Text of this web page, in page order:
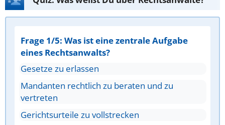
Frage 1/5: Was ist eine zentrale Aufgabe
eines Rechtsanwalts?
Gesetze zu erlassen
Mandanten rechtlich zu beraten und zu
vertreten
Gerichtsurteile zu vollstrecken